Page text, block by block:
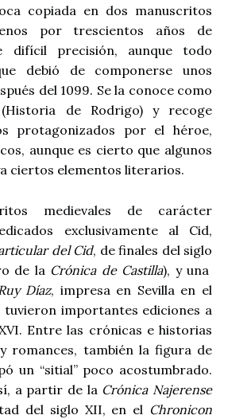
copiada en dos manuscritos
por trescientos años de
difícil precisión, aunque todo
debió de componerse unos
del 1099. Se la conoce como
de Rodrigo) y recoge
protagonizados por el héroe,
aunque es cierto que algunos
ciertos elementos literarios.
medievales de carácter
exclusivamente al Cid,
del Cid, de finales del siglo
de la Crónica de Castilla), y una
Díaz, impresa en Sevilla en el
tuvieron importantes ediciones a
Entre las crónicas e historias
romances, también la figura de
un “sitial” poco acostumbrado.
a partir de la Crónica Najerense
del siglo XII, en el Chronicon